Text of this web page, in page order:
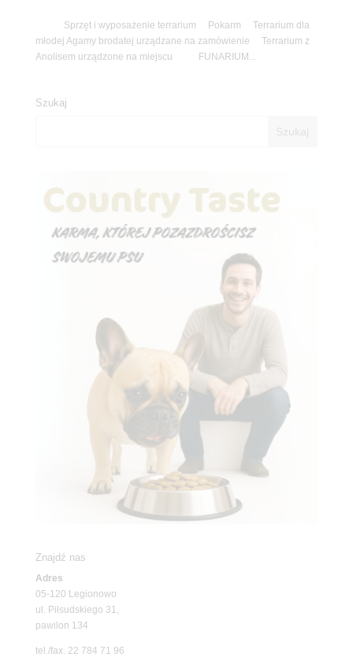
Sprzęt i wyposażenie terrarium Pokarm Terrarium dla
młodej Agamy brodatej urządzane na zamówienie Terrarium z
Anolisem urządzone na miejscu FUNARIUM...
Szukaj
Znajdź nas
Adres
05-120 Legionowo
ul. Piłsudskiego 31,
pawilon 134
tel./fax. 22 784 71 96